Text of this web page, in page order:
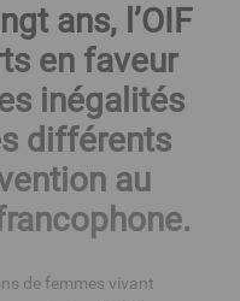
ans, l’OIF
en faveur
inégalités
différents
au
de femmes vivant